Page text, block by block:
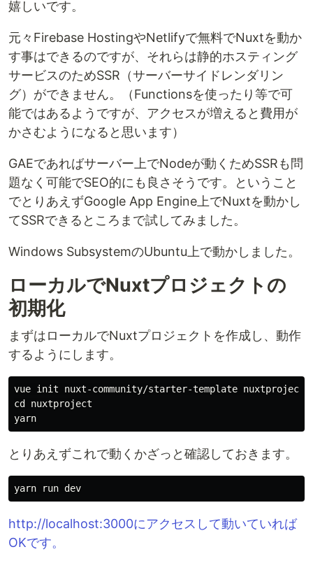
嬉しいです。
元々Firebase HostingやNetlifyで無料でNuxtを動か
す事はできるのですが、それらは静的ホスティング
サービスのためSSR（サーバーサイドレンダリン
グ）ができません。（Functionsを使ったり等で可
能ではあるようですが、アクセスが増えると費用が
かさむようになると思います）
GAEであればサーバー上でNodeが動くためSSRも問
題なく可能でSEO的にも良さそうです。ということ
でとりあえずGoogle App Engine上でNuxtを動かし
てSSRできるところまで試してみました。
Windows SubsystemのUbuntu上で動かしました。
ローカルでNuxtプロジェクトの
初期化
まずはローカルでNuxtプロジェクトを作成し、動作
するようにします。
cd nuxtproject
とりあえずこれで動くかざっと確認しておきます。
http://localhost:3000にアクセスして動いていれば
OKです。